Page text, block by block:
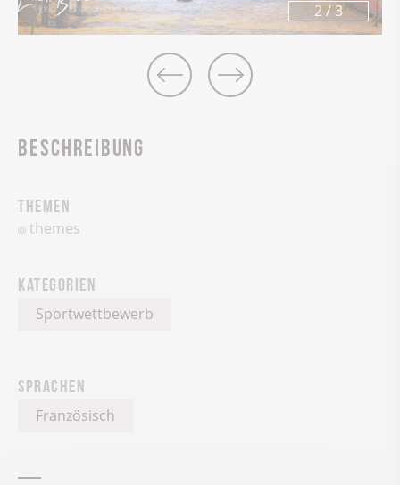
2/3
Beschreibung
Themen
themes
Kategorien
Sportwettbewerb
Sprachen
Französisch